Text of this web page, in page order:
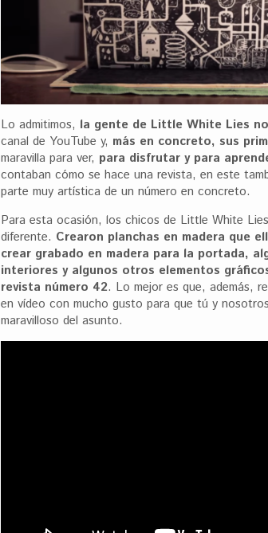
Lo admitimos, la gente de Little White Lies
canal de YouTube y, más en concreto, sus
maravilla para ver, para disfrutar y para
contaban cómo se hace una revista, en este
parte muy artística de un número en concreto.
Para esta ocasión, los chicos de Little White
diferente. Crearon planchas en madera que
crear grabado en madera para la portada,
interiores y algunos otros elementos
revista número 42. Lo mejor es que, además,
en vídeo con mucho gusto para que tú y
maravilloso del asunto.